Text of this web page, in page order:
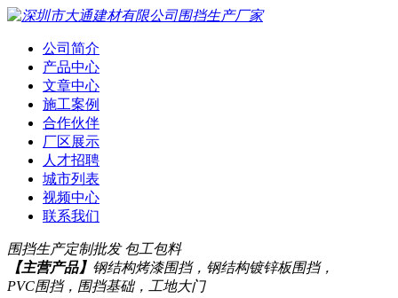
公司简介
产品中心
文章中心
施工案例
合作伙伴
厂区展示
人才招聘
城市列表
视频中心
联系我们
围挡生产定制批发 包工包料
【主营产品】 钢结构烤漆围挡，钢结构镀锌板围挡，
PVC围挡，围挡基础，工地大门